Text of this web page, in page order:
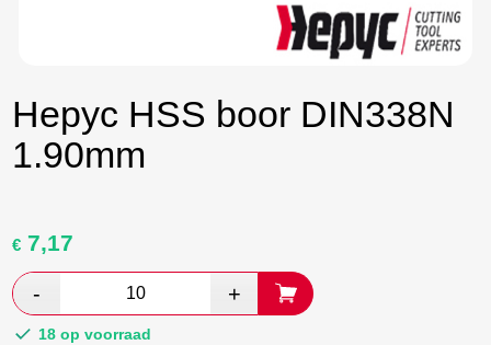
Hepyc HSS boor DIN338N
1.90mm
Oorspronkelijke
prijs
was:
€ 1,28.
€ 7,17
prijs
€ 0,74.
18 op voorraad